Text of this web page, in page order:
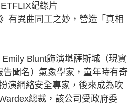
紀錄片
有異曲同工之妙，營造「真相
Blunt飾演堪薩斯城（現實
告聞名）氣象學家，童年時有奇
演網絡安全專家，後來成為吹
總裁，該公司受政府委